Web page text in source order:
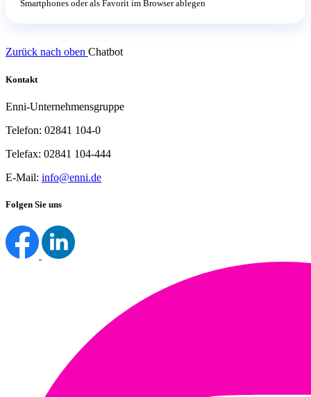
Smartphones oder als Favorit im Browser ablegen
Zurück nach oben Chatbot
Kontakt
Enni-Unternehmensgruppe
Telefon: 02841 104-0
Telefax: 02841 104-444
E-Mail: info@enni.de
Folgen Sie uns